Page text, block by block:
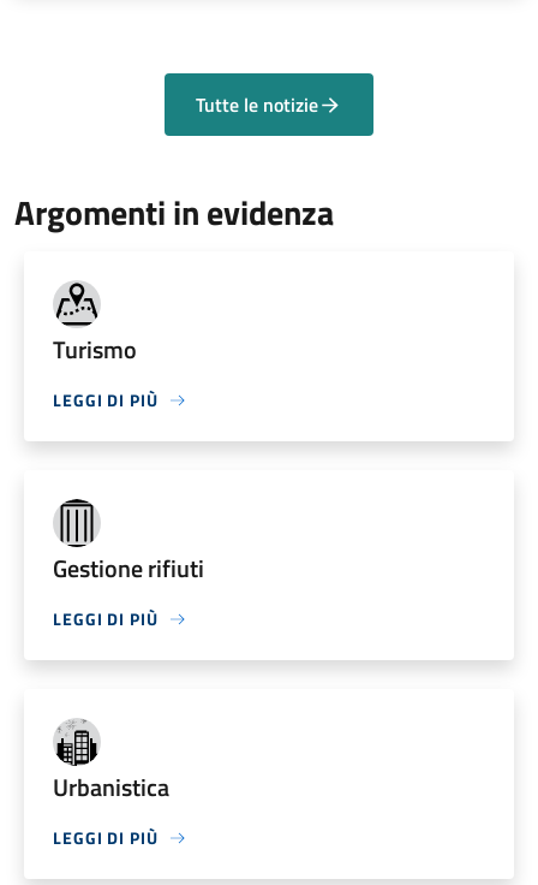
Tutte le notizie
Argomenti in evidenza
Turismo
LEGGI DI PIÙ
Gestione rifiuti
LEGGI DI PIÙ
Urbanistica
LEGGI DI PIÙ